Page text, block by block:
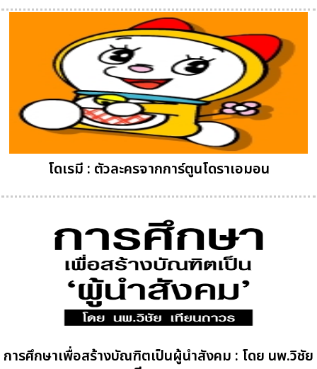
โดเรมี : ตัวละครจากการ์ตูนโดราเอมอน
การศึกษาเพื่อสร้างบัณฑิตเป็นผู้นำสังคม : โดย นพ.วิชัย